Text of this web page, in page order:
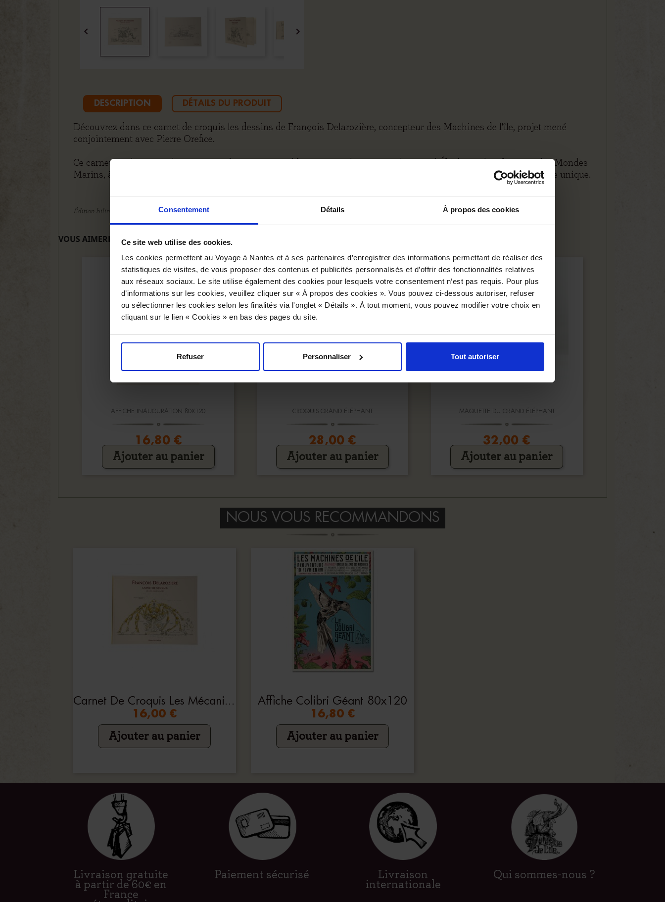
Consentement Détails À propos des cookies
Ce site web utilise des cookies.
Les cookies permettent au Voyage à Nantes et à ses partenaires d’enregistrer des informations permettant de réaliser des
statistiques de visites, de vous proposer des contenus et publicités personnalisés et d’offrir des fonctionnalités relatives
aux réseaux sociaux. Le site utilise également des cookies pour lesquels votre consentement n’est pas requis. Pour plus
d’informations sur les cookies, veuillez cliquer sur « À propos des cookies ». Vous pouvez ci-dessous autoriser, refuser
ou sélectionner les cookies selon les finalités via l'onglet « Détails ». À tout moment, vous pouvez modifier votre choix en
cliquant sur le lien « Cookies » en bas des pages du site.
Refuser Personnaliser Tout autoriser
 
DESCRIPTION DÉTAILS DU PRODUIT
Découvrez dans ce carnet de croquis les dessins de François Delarozière, concepteur des Machines de l'île, projet mené
conjointement avec Pierre Orefice.
Ce carnet rend compte des prémices de cette incroyable aventure, des croquis du Grand Éléphant, des éléments des Mondes
Marins, à ceux de l’Arbre aux Hérons, laissez-vous emporter par la magie de ces planches. Une expression artistique unique.
Édition bilingue : français / anglais
VOUS AIMEREZ AUSSI
AFFICHE INAUGURATION 80X120
16,80 €
Ajouter au panier
CROQUIS GRAND ÉLÉPHANT
28,00 €
Ajouter au panier
MAQUETTE DU GRAND ÉLÉPHANT
32,00 €
Ajouter au panier
NOUS VOUS RECOMMANDONS
Carnet De Croquis Les Mécaniques Savantes
16,00 €
Ajouter au panier
Affiche Colibri Géant 80x120
16,80 €
Ajouter au panier
Livraison gratuite
à partir de 60€ en
France
Paiement sécurisé
Livraison
internationale
Qui sommes-nous ?